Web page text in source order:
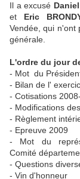
Il a excusé
et Eric
Vendée, qui n'ont
générale.
L'ordre du jour
- Mot du
- Bilan de l'
- Cotisations
- Modifications
- Règlement
- Epreuve 2009
- Mot du
Comité
- Questions
- Vin d'honneur